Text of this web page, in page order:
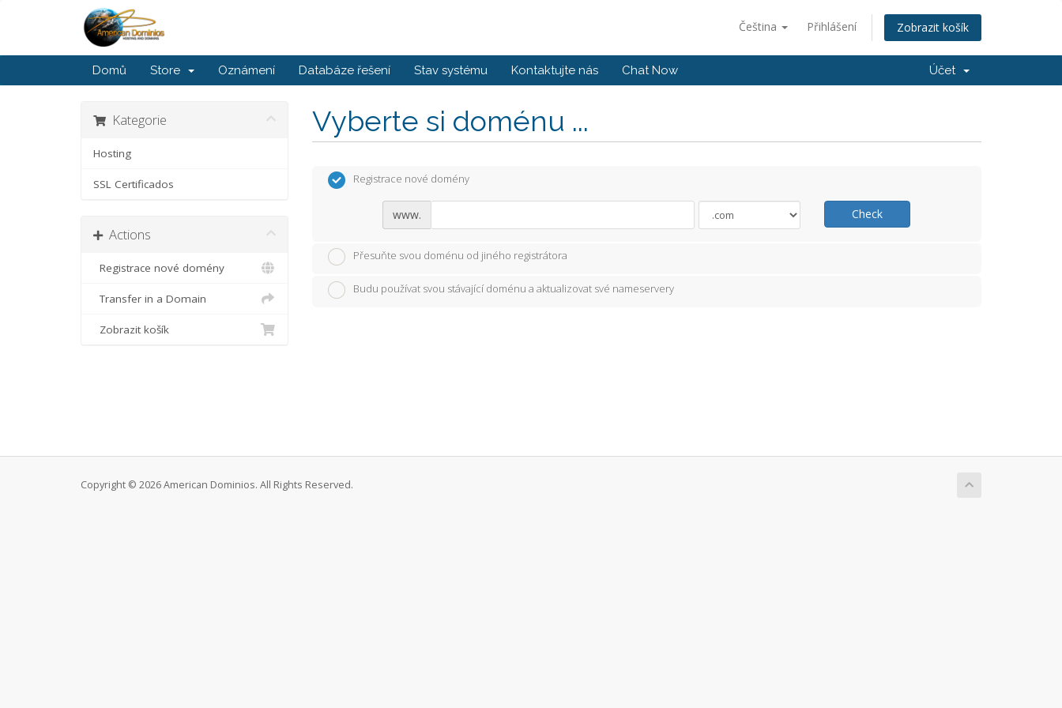
Čeština Přihlášení Zobrazit košík
Domů Store Oznámení Databáze řešení Stav systému Kontaktujte nás Chat Now Účet
Vyberte si doménu ...
Kategorie
Hosting
SSL Certificados
Actions
Registrace nové domény
Transfer in a Domain
Zobrazit košík
Registrace nové domény
www. Check
Přesuňte svou doménu od jiného registrátora
Budu používat svou stávající doménu a aktualizovat své nameservery
Copyright © 2026 American Dominios. All Rights Reserved.